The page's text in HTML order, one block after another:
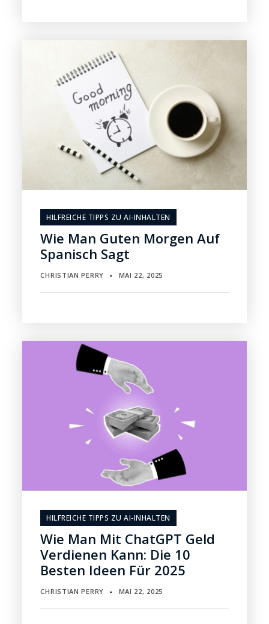
HILFREICHE TIPPS ZU AI-INHALTEN
Wie Man Guten Morgen Auf
Spanisch Sagt
CHRISTIAN PERRY ▪ MAI 22, 2025
HILFREICHE TIPPS ZU AI-INHALTEN
Wie Man Mit ChatGPT Geld
Verdienen Kann: Die 10
Besten Ideen Für 2025
CHRISTIAN PERRY ▪ MAI 22, 2025